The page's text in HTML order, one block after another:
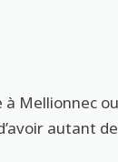
Mellionnec
autant